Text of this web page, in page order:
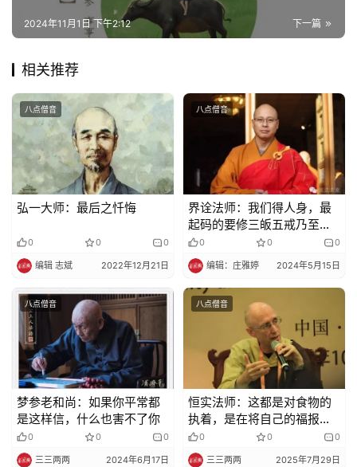
下一篇
2024年11月1日 下午2:12
相关推荐
八点僧音
弘一大师：最后之忏悔
0 0 0
编辑 志斌 2022年12月21日
八点僧音
界诠法师：我们得人身，最
起码的要修三皈五戒乃至十
善0 0 0
编辑：庄雅婷 2024年5月15日
八点僧音
梦参老和尚：如果你平常都
是这样信，什么也害不了你
0 0 0
三三两两 2024年6月17日
八点僧音
恒实法师：这都是对食物的
执着，是在将自己的福报吃
掉0 0 0
三三两两 2025年7月29日